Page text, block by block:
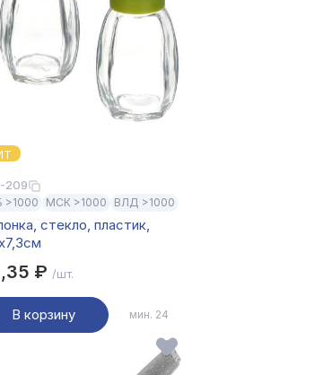
209
>1000 МСК >1000 ВЛД >1000
стекло, пластик,
₽ /шт.
В корзину мин. 24